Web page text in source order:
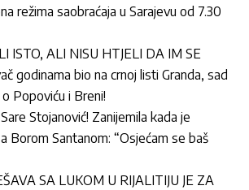
režima saobraćaja u Sarajevu od 7.30
ISTO, ALI NISU HTJELI DA IM SE
godinama bio na crnoj listi Granda, sad
Popoviću i Breni!
Stojanović! Zanijemila kada je
Borom Santanom: “Osjećam se baš
SA LUKOM U RIJALITIJU JE ZA